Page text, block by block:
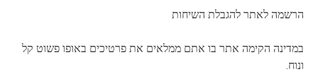
הרשמה לאתר להגבלת השיחות
במדינה הקימה אתר בו אתם ממלאים את פרטיכים באופו פשוט קל
ונוח.